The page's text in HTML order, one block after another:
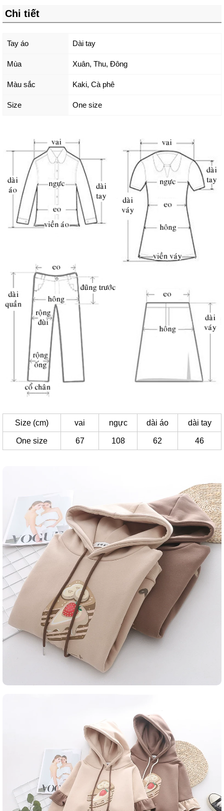
Chi tiết
Tay áo Dài tay
Mùa Xuân, Thu, Đông
Màu sắc Kaki, Cà phê
Size One size
Size (cm) vai ngực dài áo dài tay
One size 67 108 62 46